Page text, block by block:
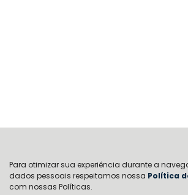
Para otimizar sua experiência durante a
dados pessoais respeitamos nossa Política
com nossas Políticas.